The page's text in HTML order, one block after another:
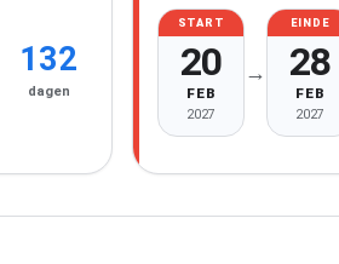
132
dagen
START
20
FEB
2027
→
EINDE
28
FEB
2027